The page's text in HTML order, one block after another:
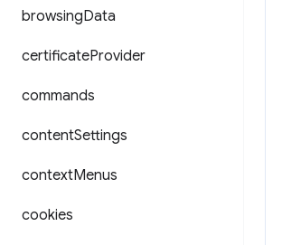
browsingData
certificateProvider
commands
contentSettings
contextMenus
cookies